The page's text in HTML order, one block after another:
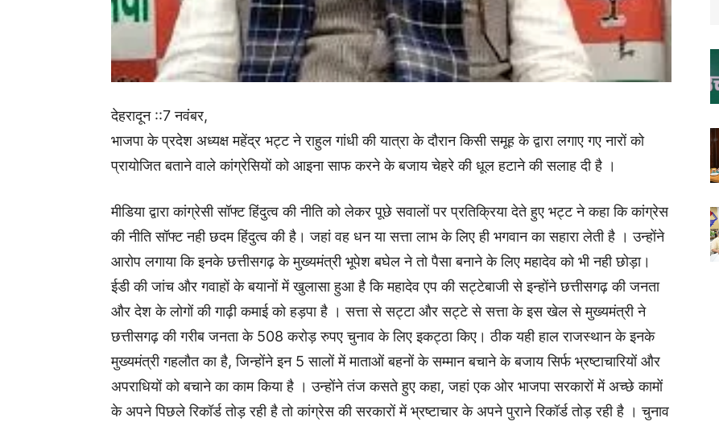
देहरादून ::7 नवंबर,
भाजपा के प्रदेश अध्यक्ष महेंद्र भट्ट ने राहुल गांधी की यात्रा के दौरान किसी समूह के द्वारा लगाए गए नारों को
प्रायोजित बताने वाले कांग्रेसियों को आइना साफ करने के बजाय चेहरे की धूल हटाने की सलाह दी है ।
मीडिया द्वारा कांग्रेसी सॉफ्ट हिंदुत्व की नीति को लेकर पूछे सवालों पर प्रतिक्रिया देते हुए भट्ट ने कहा कि कांग्रेस
की नीति सॉफ्ट नही छदम हिंदुत्व की है। जहां वह धन या सत्ता लाभ के लिए ही भगवान का सहारा लेती है । उन्होंने
आरोप लगाया कि इनके छत्तीसगढ़ के मुख्यमंत्री भूपेश बघेल ने तो पैसा बनाने के लिए महादेव को भी नही छोड़ा।
ईडी की जांच और गवाहों के बयानों में खुलासा हुआ है कि महादेव एप की सट्टेबाजी से इन्होंने छत्तीसगढ़ की जनता
और देश के लोगों की गाढ़ी कमाई को हड़पा है । सत्ता से सट्टा और सट्टे से सत्ता के इस खेल से मुख्यमंत्री ने
छत्तीसगढ़ की गरीब जनता के 508 करोड़ रुपए चुनाव के लिए इकट्ठा किए। ठीक यही हाल राजस्थान के इनके
मुख्यमंत्री गहलौत का है, जिन्होंने इन 5 सालों में माताओं बहनों के सम्मान बचाने के बजाय सिर्फ भ्रष्टाचारियों और
अपराधियों को बचाने का काम किया है । उन्होंने तंज कसते हुए कहा, जहां एक ओर भाजपा सरकारों में अच्छे कामों
के अपने पिछले रिकॉर्ड तोड़ रही है तो कांग्रेस की सरकारों में भ्रष्टाचार के अपने पुराने रिकॉर्ड तोड़ रही है । चुनाव